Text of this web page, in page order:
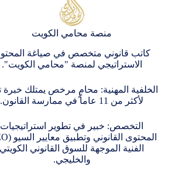
منصة محامي الكويت
كاتب قانوني متخصص في صياغة
الاستراتيجي لمنصة "محامي الكويت".
الخلفية المهنية: محامٍ مرخص يمتلك خبرة
لأكثر من 11 عاماً في ممارسة القانون.
التخصص: خبير في تطوير استراتيجيات
الفنية الموجهة للسوق القانوني الكويتي
والخليجي.